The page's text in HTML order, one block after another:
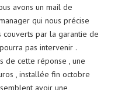
avons un mail de
qui nous précise
couverts par la garantie de
pas intervenir .
de cette réponse , une
, installée fin octobre
avoir une